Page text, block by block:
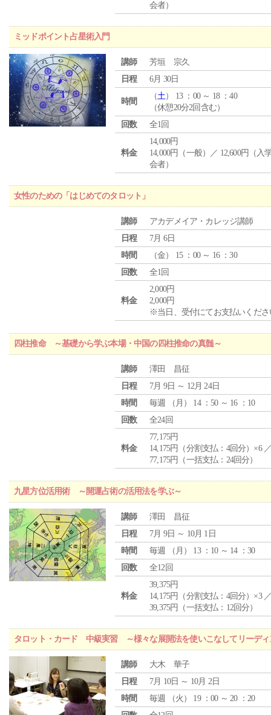
会者）
ミッドポイント占星術入門
講師
芳垣 宗久
日程
6月 30日
時間
（土） 13 ：00 ～ 18 ：40
（休憩20分2回含む）
回数
全1回
料金
14,000円
14,000円（一般）／ 12,600円（入
会者）
女性のための「はじめてのタロット」
講師
アカデメイア・カレッジ講師
日程
7月 6日
時間
（金） 15 ：00 ～ 16 ：30
回数
全1回
料金
2,000円
2,000円
※当日、受付にてお支払いくださ
四柱推命 ～基礎から学ぶ本場・中国の四柱推命の真髄～
講師
澤田 昌征
日程
7月 9日 ～ 12月 24日
時間
毎週 （ 月 ） 14 ：50 ～ 16 ：10
回数
全24回
料金
77,175円
14,175円（分割支払：4回分）×6
77,175円（一括支払：24回分）
九星方位活用術 ～開運占術の活用法を学ぶ～
講師
澤田 昌征
日程
7月 9日 ～ 10月 1日
時間
毎週 （ 月 ） 13 ：10 ～ 14 ：30
回数
全12回
料金
39,375円
14,175円（分割支払：4回分）×3
39,375円（一括支払：12回分）
タロット・カード 中級実習 ～様々な展開法を使いこなしてリーディ
講師
大木 華子
日程
7月 10日 ～ 10月 2日
時間
毎週 （火 ） 19 ：00 ～ 20 ：20